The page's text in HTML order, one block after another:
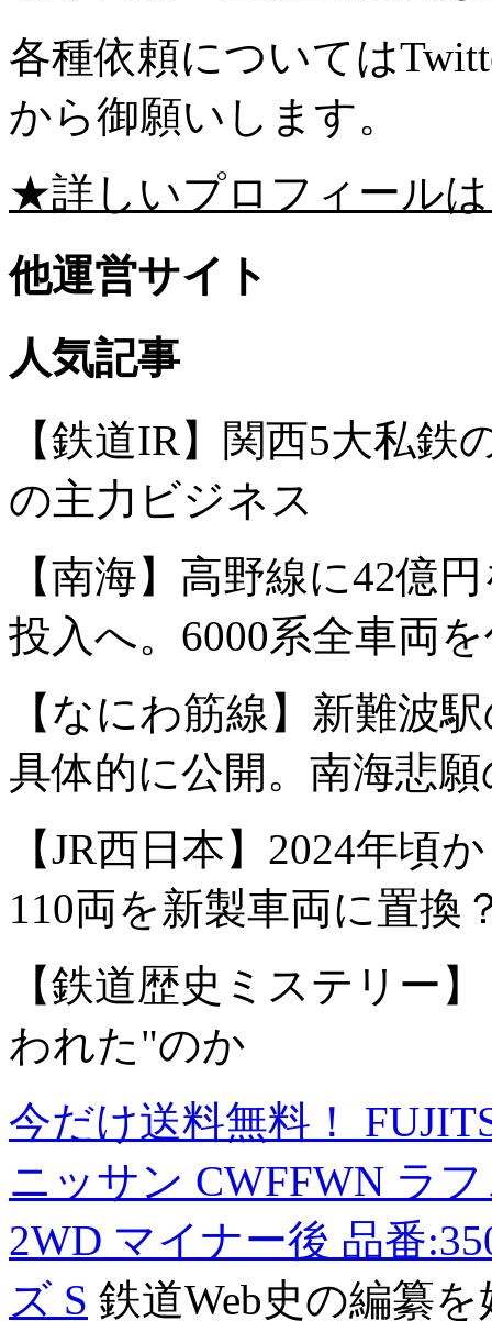
各種依頼については
から御願いします。
★詳しいプロフィール
他運営サイト
人気記事
【鉄道IR】関西5大私
の主力ビジネス
【南海】高野線に42億
投入へ。6000系全車両
【なにわ筋線】新難波
具体的に公開。南海悲
【JR西日本】2024年頃
110両を新製車両に置換
【鉄道歴史ミステリー
われた"のか
今だけ送料無料！
ニッサン CWFFWN ラ
2WD マイナー後 品番
ズ S 鉄道Web史の編纂